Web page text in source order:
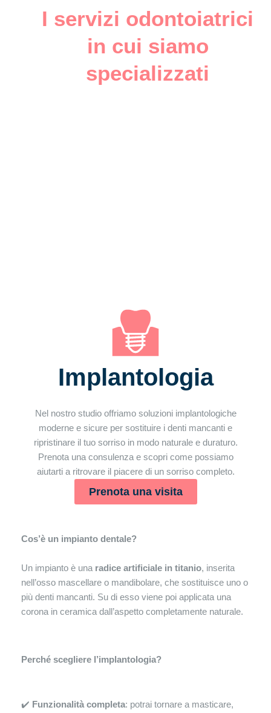
I servizi odontoiatrici
in cui siamo
specializzati
Implantologia
Nel nostro studio offriamo soluzioni implantologiche
moderne e sicure per sostituire i denti mancanti e
ripristinare il tuo sorriso in modo naturale e duraturo.
Prenota una consulenza e scopri come possiamo
aiutarti a ritrovare il piacere di un sorriso completo.
Prenota una visita
Cos’è un impianto dentale?
Un impianto è una radice artificiale in titanio, inserita
nell’osso mascellare o mandibolare, che sostituisce uno o
più denti mancanti. Su di esso viene poi applicata una
corona in ceramica dall’aspetto completamente naturale.
Perché scegliere l’implantologia?
✔️ Funzionalità completa: potrai tornare a masticare,